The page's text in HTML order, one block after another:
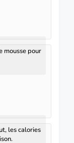
mousse pour
les calories